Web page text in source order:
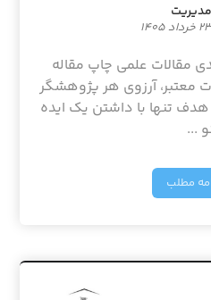
مدیریت
۲۳ خرداد ۱۴۰۵
مقالات علمی چاپ مقاله
آرزوی هر پژوهشگر
تنها با داشتن یک ایده
...
مطلب